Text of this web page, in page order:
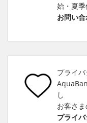
始・夏
お問い
プライ
し
お客さま
プライ